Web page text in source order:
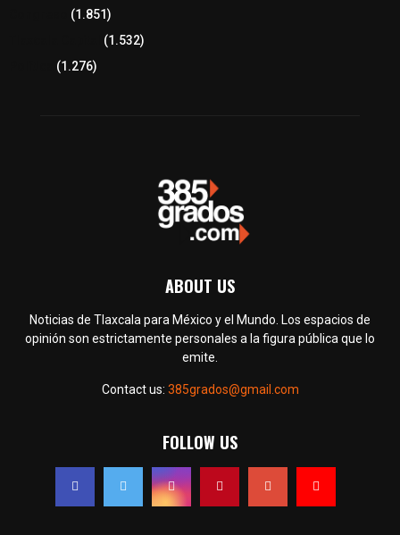
(1.851)
(1.532)
(1.276)
ABOUT US
Noticias de Tlaxcala para México y el Mundo. Los espacios de
opinión son estrictamente personales a la figura pública que lo
emite.
Contact us: 385grados@gmail.com
FOLLOW US